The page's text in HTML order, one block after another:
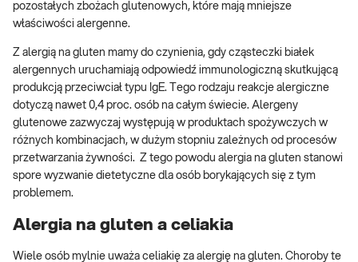
pozostałych zbożach glutenowych, które mają mniejsze
właściwości alergenne.
Z alergią na gluten mamy do czynienia, gdy cząsteczki białek
alergennych uruchamiają odpowiedź immunologiczną skutkującą
produkcją przeciwciał typu IgE. Tego rodzaju reakcje alergiczne
dotyczą nawet 0,4 proc. osób na całym świecie. Alergeny
glutenowe zazwyczaj występują w produktach spożywczych w
różnych kombinacjach, w dużym stopniu zależnych od procesów
przetwarzania żywności. Z tego powodu alergia na gluten stanowi
spore wyzwanie dietetyczne dla osób borykających się z tym
problemem.
Alergia na gluten a celiakia
Wiele osób mylnie uważa celiakię za alergię na gluten. Choroby te